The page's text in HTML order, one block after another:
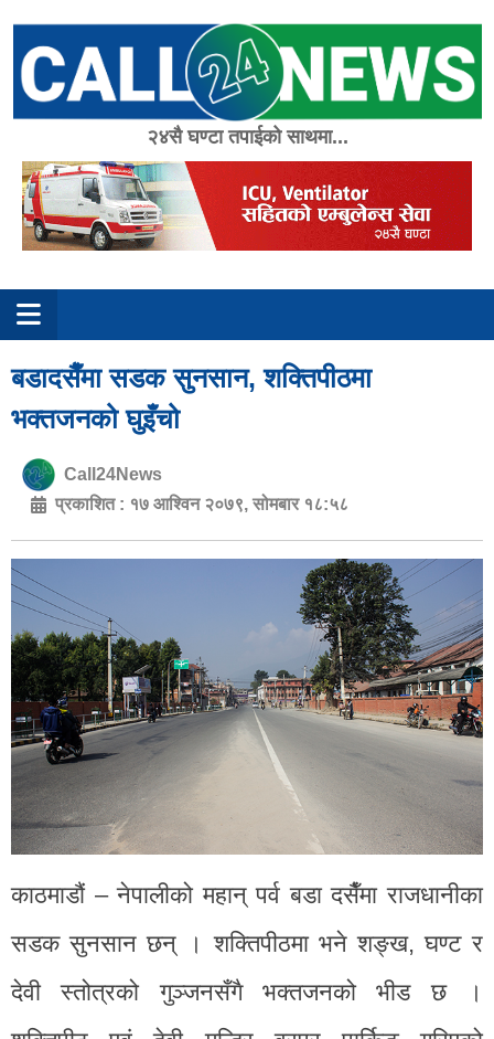
content
२४सै घण्टा तपाईको साथमा...
बडादसैँमा सडक सुनसान, शक्तिपीठमा
भक्तजनको घुइँचो
Call24News
प्रकाशित : १७ आश्विन २०७९, सोमबार १८:५८
काठमाडौं – नेपालीको महान् पर्व बडा दसैँमा राजधानीका
सडक सुनसान छन् । शक्तिपीठमा भने शङ्ख, घण्ट र
देवी स्तोत्रको गुञ्जनसँगै भक्तजनको भीड छ ।